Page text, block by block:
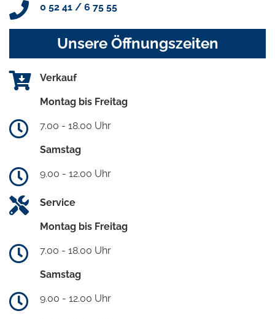
0 52 41 / 6 75 55
Unsere Öffnungszeiten
Verkauf
Montag bis Freitag
7.00 - 18.00 Uhr
Samstag
9.00 - 12.00 Uhr
Service
Montag bis Freitag
7.00 - 18.00 Uhr
Samstag
9.00 - 12.00 Uhr